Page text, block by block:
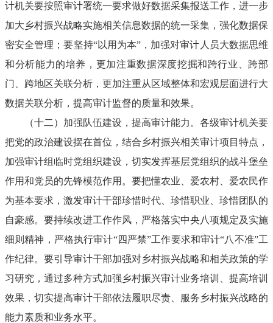
计机关要按照审计署统一要求做好数据采集报送工作，进一步
加大乡村振兴战略实施相关信息数据的统一采集，强化数据保
密安全管理；要坚持“以用为本”，加强对审计人员大数据思维
和分析能力的培养，更加注重数据深度挖掘和跨行业、跨部
门、跨地区关联分析，更加注重从区域整体和宏观层面进行大
数据关联分析，提高审计监督的质量和效果。
（十二）加强队伍建设，提高审计能力。各级审计机关要
把党的政治建设摆在首位，结合乡村振兴相关审计项目特点，
加强审计组临时党组织建设，切实发挥基层党组织的战斗堡垒
作用和党员的先锋模范作用。要把懂农业、爱农村、爱农民作
为基本要求，激发审计干部珍惜时代、珍惜职业、珍惜团队的
自豪感。要持续改进工作作风，严格落实中央八项规定及实施
细则精神，严格执行审计“四严禁”工作要求和审计“八不准”工
作纪律。要引导审计干部加强对乡村振兴战略和相关政策的学
习研究，通过多种方式加强乡村振兴审计业务培训、提高培训
效果，切实提高审计干部依法履职尽责、服务乡村振兴战略的
能力素质和业务水平。